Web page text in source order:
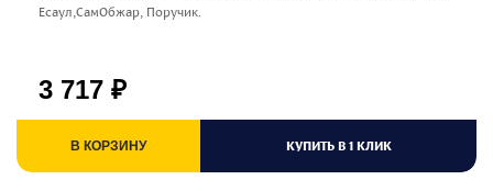
Есаул,СамОбжар, Поручик.
3 717 ₽
В КОРЗИНУ КУПИТЬ В 1 КЛИК